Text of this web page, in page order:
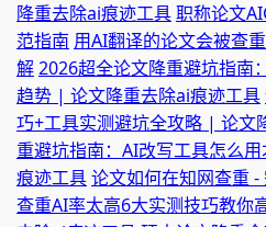
降重去除ai痕迹工具职称论文
范指南 用AI翻译的论文会被查
解2026超全论文降重避坑指南
趋势 | 论文降重去除ai痕迹工具
巧+工具实测避坑全攻略 | 论文
重避坑指南：AI改写工具怎么
痕迹工具论文如何在知网查重
查重AI率太高6大实测技巧教你